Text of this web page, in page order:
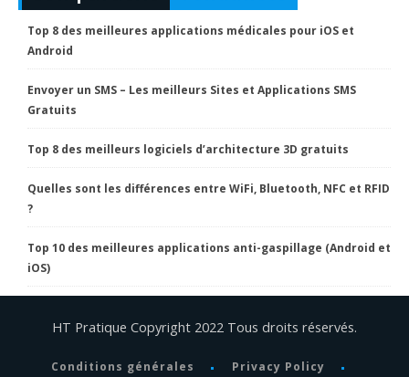
Top 8 des meilleures applications médicales pour iOS et
Android
Envoyer un SMS – Les meilleurs Sites et Applications SMS
Gratuits
Top 8 des meilleurs logiciels d’architecture 3D gratuits
Quelles sont les différences entre WiFi, Bluetooth, NFC et RFID
?
Top 10 des meilleures applications anti-gaspillage (Android et
iOS)
HT Pratique Copyright 2022 Tous droits réservés.
Conditions générales Privacy Policy